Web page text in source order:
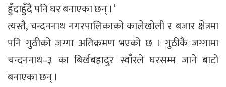
हुँदाहुँदै पनि घर बनाएका छन् ।’
त्यस्तै, चन्दननाथ नगरपालिकाको कालेखोली र बजार क्षेत्रमा
पनि गुठीको जग्गा अतिक्रमण भएको छ । गुठीकै जग्गामा
चन्दननाथ–३ का बिर्खबहादुर स्वाँरले घरसम्म जाने बाटो
बनाएका छन् ।